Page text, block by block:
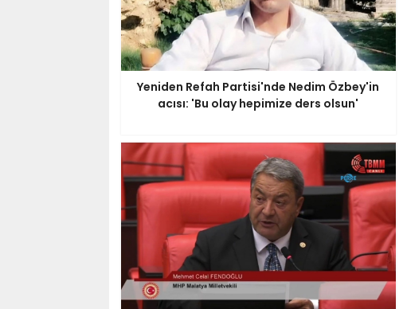
Yeniden Refah Partisi'nde Nedim Özbey'in
acısı: 'Bu olay hepimize ders olsun'